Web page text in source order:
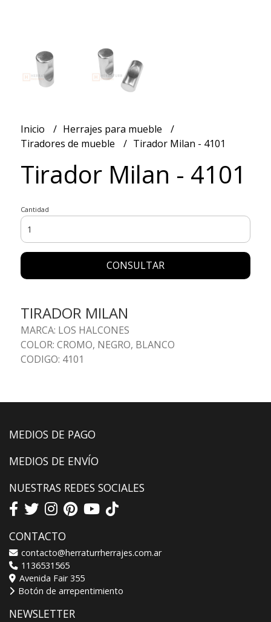
Inicio
Herrajes para mueble
Tiradores de mueble
Tirador Milan - 4101
Tirador Milan - 4101
Cantidad
CONSULTAR
TIRADOR MILAN
MARCA: LOS HALCONES
COLOR: CROMO, NEGRO, BLANCO
CODIGO: 4101
MEDIOS DE PAGO
MEDIOS DE ENVÍO
NUESTRAS REDES SOCIALES
CONTACTO
contacto@herraturrherrajes.com.ar
1136531565
Avenida Fair 355
Botón de arrepentimiento
NEWSLETTER